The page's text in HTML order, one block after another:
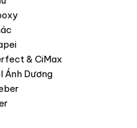
& CiMax
Ánh Dương